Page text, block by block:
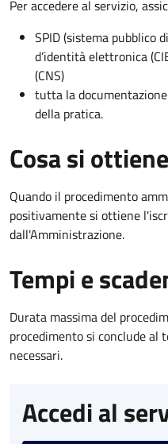
Per accedere al servizio,
SPID (sistema pubblico
d’identità elettronica
(CNS)
tutta la
della pratica.
Cosa si ottiene
Quando il procedimento
positivamente si ottiene
dall'Amministrazione.
Tempi e
Durata massima del
procedimento si conclude al
necessari.
Accedi al